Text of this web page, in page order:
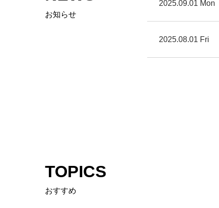
お知らせ
2025.09.01 Mon
2025.08.01 Fri
TOPICS
おすすめ